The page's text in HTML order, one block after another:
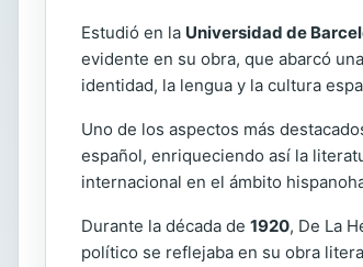
Estudió en la Universidad de
evidente en su obra, que abarcó
identidad, la lengua y la cultura
Uno de los aspectos más
español, enriqueciendo así la
internacional en el ámbito
Durante la década de 1920, De La
político se reflejaba en su obra